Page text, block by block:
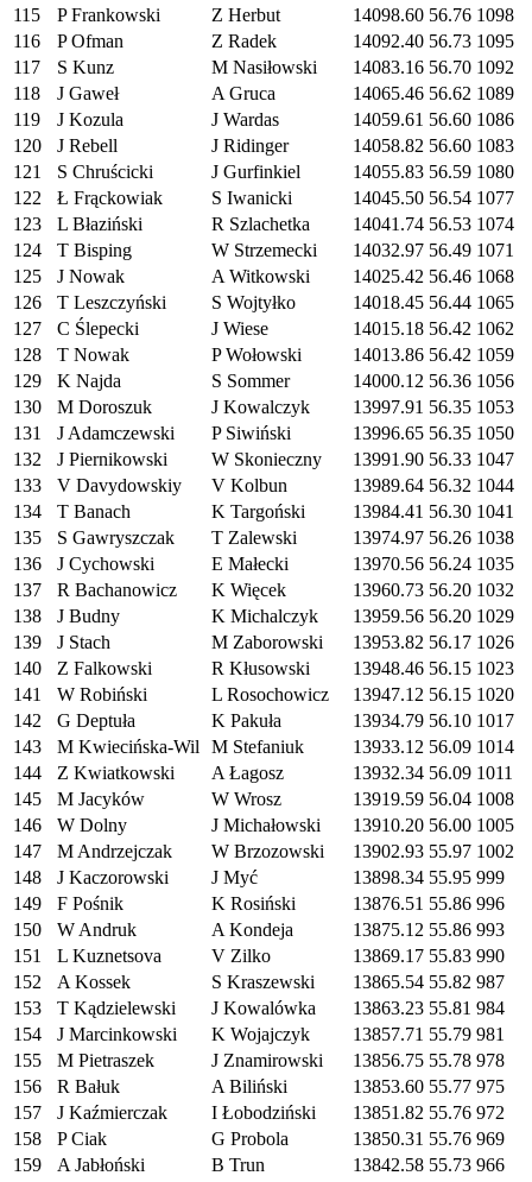
115
P Frankowski Z Herbut 14098.60 56.76 1098
116
P Ofman Z Radek 14092.40 56.73 1095
117
S Kunz M Nasiłowski 14083.16 56.70 1092
118
J Gaweł A Gruca 14065.46 56.62 1089
119
J Kozula J Wardas 14059.61 56.60 1086
120
J Rebell J Ridinger 14058.82 56.60 1083
121
S Chruścicki J Gurfinkiel 14055.83 56.59 1080
122
Ł Frąckowiak S Iwanicki 14045.50 56.54 1077
123
L Błaziński R Szlachetka 14041.74 56.53 1074
124
T Bisping W Strzemecki 14032.97 56.49 1071
125
J Nowak A Witkowski 14025.42 56.46 1068
126
T Leszczyński S Wojtyłko 14018.45 56.44 1065
127
C Ślepecki J Wiese 14015.18 56.42 1062
128
T Nowak P Wołowski 14013.86 56.42 1059
129
K Najda S Sommer 14000.12 56.36 1056
130
M Doroszuk J Kowalczyk 13997.91 56.35 1053
131
J Adamczewski P Siwiński 13996.65 56.35 1050
132
J Piernikowski W Skonieczny 13991.90 56.33 1047
133
V Davydowskiy V Kolbun 13989.64 56.32 1044
134
T Banach K Targoński 13984.41 56.30 1041
135
S Gawryszczak T Zalewski 13974.97 56.26 1038
136
J Cychowski E Małecki 13970.56 56.24 1035
137
R Bachanowicz K Więcek 13960.73 56.20 1032
138
J Budny K Michalczyk 13959.56 56.20 1029
139
J Stach M Zaborowski 13953.82 56.17 1026
140
Z Falkowski R Kłusowski 13948.46 56.15 1023
141
W Robiński L Rosochowicz 13947.12 56.15 1020
142
G Deptuła K Pakuła 13934.79 56.10 1017
143
M Kwiecińska-Wil M Stefaniuk 13933.12 56.09 1014
144
Z Kwiatkowski A Łagosz 13932.34 56.09 1011
145
M Jacyków W Wrosz 13919.59 56.04 1008
146
W Dolny J Michałowski 13910.20 56.00 1005
147
M Andrzejczak W Brzozowski 13902.93 55.97 1002
148
J Kaczorowski J Myć 13898.34 55.95 999
149
F Pośnik K Rosiński 13876.51 55.86 996
150
W Andruk A Kondeja 13875.12 55.86 993
151
L Kuznetsova V Zilko 13869.17 55.83 990
152
A Kossek S Kraszewski 13865.54 55.82 987
153
T Kądzielewski J Kowalówka 13863.23 55.81 984
154
J Marcinkowski K Wojajczyk 13857.71 55.79 981
155
M Pietraszek J Znamirowski 13856.75 55.78 978
156
R Bałuk A Biliński 13853.60 55.77 975
157
J Kaźmierczak I Łobodziński 13851.82 55.76 972
158
P Ciak G Probola 13850.31 55.76 969
159
A Jabłoński B Trun 13842.58 55.73 966